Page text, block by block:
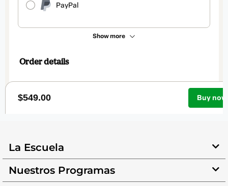
La Escuela
Nuestros Programas